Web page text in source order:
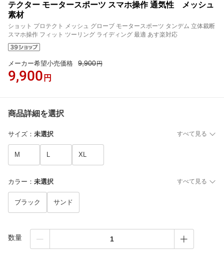
テクター モータースポーツ スマホ操作 通気性 メッシュ
素材
ショット プロテクト メッシュ グローブ モータースポーツ タンデム 立体裁断
スマホ操作 フィット ツーリング ライディング 最適 あす楽対応
メーカー希望小売価格 9,900円
9,900 円
商品詳細を選択
サイズ ： 未選択 すべて見る
M L XL
カラー ： 未選択 すべて見る
ブラック サンド
数量